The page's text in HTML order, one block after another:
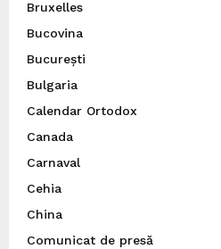
Bruxelles
Bucovina
București
Bulgaria
Calendar Ortodox
Canada
Carnaval
Cehia
China
Comunicat de presă